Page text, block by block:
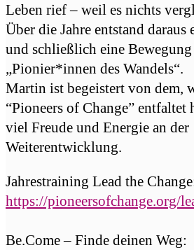
Leben rief – weil es nichts
Über die Jahre entstand
und schließlich eine
„Pionier*innen des Wandels“.
Martin ist begeistert von dem,
“Pioneers of Change”
viel Freude und Energie an der
Weiterentwicklung.
Jahrestraining Lead the
https://pioneersofchange.org/
Be.Come – Finde deinen Weg: